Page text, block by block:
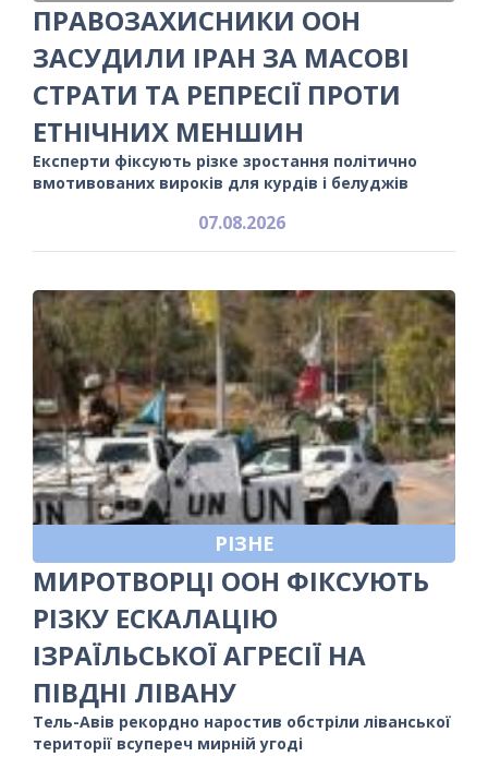
ПРАВОЗАХИСНИКИ ООН
ЗАСУДИЛИ ІРАН ЗА МАСОВІ
СТРАТИ ТА РЕПРЕСІЇ ПРОТИ
ЕТНІЧНИХ МЕНШИН
Експерти фіксують різке зростання політично
вмотивованих вироків для курдів і белуджів
07.08.2026
РІЗНЕ
МИРОТВОРЦІ ООН ФІКСУЮТЬ
РІЗКУ ЕСКАЛАЦІЮ
ІЗРАЇЛЬСЬКОЇ АГРЕСІЇ НА
ПІВДНІ ЛІВАНУ
Тель-Авів рекордно наростив обстріли ліванської
території всупереч мирній угоді